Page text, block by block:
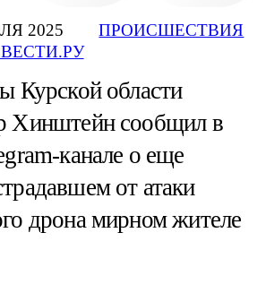
2025
ПРОИСШЕСТВИЯ
Курской области
Хинштейн сообщил в
канале о еще
от атаки
дрона мирном жителе